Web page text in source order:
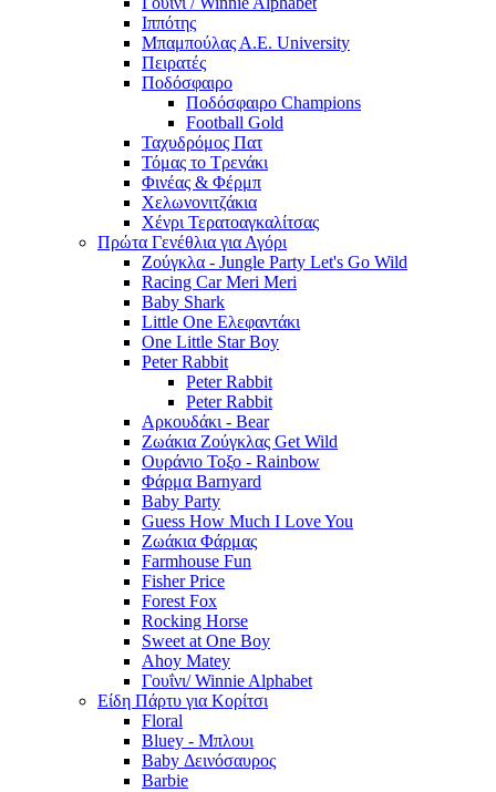
Ιππότης
Μπαμπούλας Α.Ε. University
Πειρατές
Ποδόσφαιρο
Ποδόσφαιρο Champions
Football Gold
Ταχυδρόμος Πατ
Τόμας το Τρενάκι
Φινέας & Φέρμπ
Χελωνονιτζάκια
Χένρι Τερατοαγκαλίτσας
Πρώτα Γενέθλια για Αγόρι
Ζούγκλα - Jungle Party Let's Go Wild
Racing Car Meri Meri
Baby Shark
Little One Ελεφαντάκι
One Little Star Boy
Peter Rabbit
Peter Rabbit
Peter Rabbit
Αρκουδάκι - Bear
Ζωάκια Ζούγκλας Get Wild
Ουράνιο Τοξο - Rainbow
Φάρμα Barnyard
Baby Party
Guess How Much I Love You
Ζωάκια Φάρμας
Farmhouse Fun
Fisher Price
Forest Fox
Rocking Horse
Sweet at One Boy
Ahoy Matey
Γουΐνι/ Winnie Alphabet
Είδη Πάρτυ για Κορίτσι
Floral
Bluey - Μπλουι
Baby Δεινόσαυρος
Barbie